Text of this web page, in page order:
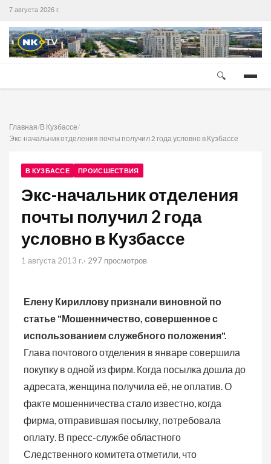
7 августа 2026 г.
🔍
Главная/В Кузбассе/
Экс-начальник отделения почты получил 2 года условно в Кузбассе
В КУЗБАССЕ ПРОИСШЕСТВИЯ
Экс-начальник отделения
почты получил 2 года
условно в Кузбассе
1 августа 2013 г.· 297 просмотров
Елену Кириллову признали виновной по
статье "Мошенничество, совершенное с
использованием служебного положения".
Глава почтового отделения в январе совершила
покупку в одной из фирм. Когда посылка дошла до
адресата, женщина получила её, не оплатив. О
факте мошенничества стало известно, когда
фирма, отправившая посылку, потребовала
оплату. В пресс-службе областного
Следственного комитета отметили, что